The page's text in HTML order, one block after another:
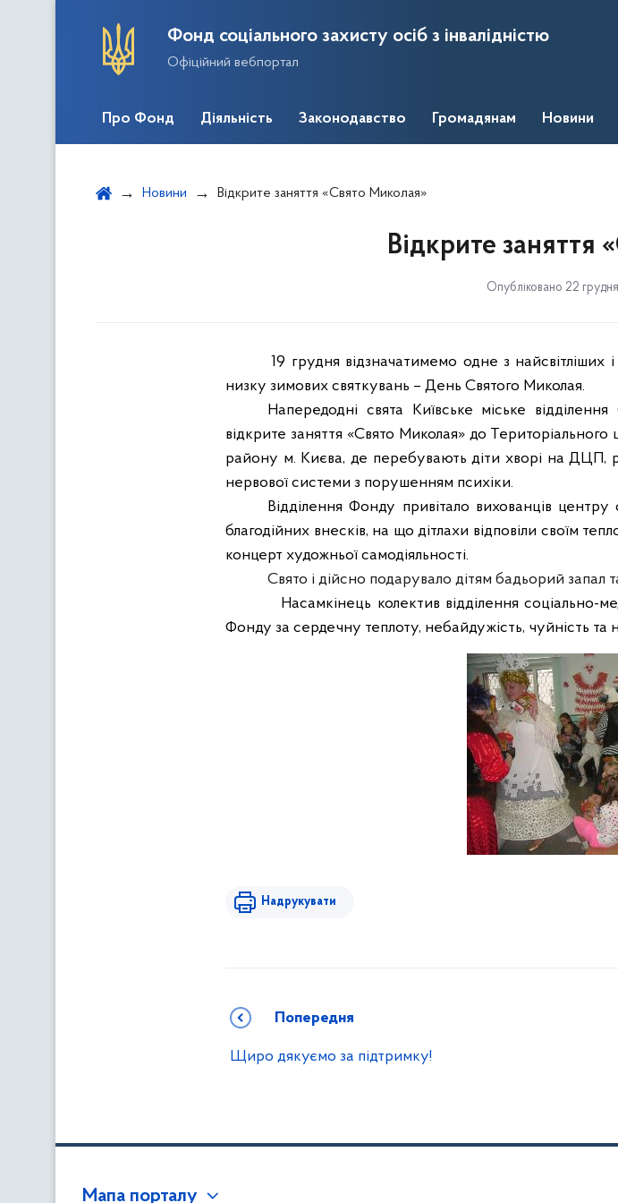
Фонд соціального захисту осіб з інвалідністю
Офіційний вебпортал
Про Фонд Діяльність Законодавство Громадянам Новини
Новини Відкрите заняття «Свято Миколая»
Відкрите заняття
Опубліковано 22
19 грудня відзначатимемо одне з найсвітліших і
низку зимових святкувань – День Святого Миколая.
Напередодні свята Київське міське
відкрите заняття «Свято Миколая» до
району м. Києва, де перебувають діти хворі на ДЦП,
нервової системи з порушенням психіки.
Відділення Фонду привітало вихованців
благодійних внесків, на що дітлахи відповіли своїм
концерт художньої самодіяльності.
Свято і дійсно подарувало дітям бадьорий запал
Насамкінець колектив відділення соціально-
Фонду за сердечну теплоту, небайдужість, чуйність та
Надрукувати
Попередня
Щиро дякуємо за підтримку!
Мапа порталу